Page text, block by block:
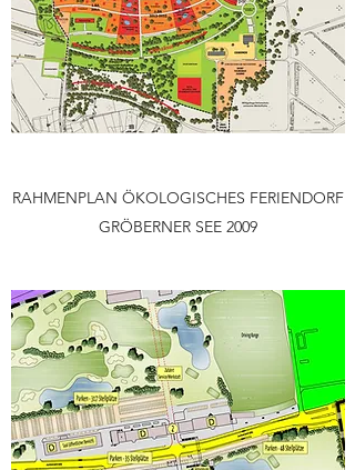
RAHMENPLAN ÖKOLOGISCHES FERIENDORF
GRÖBERNER SEE 2009